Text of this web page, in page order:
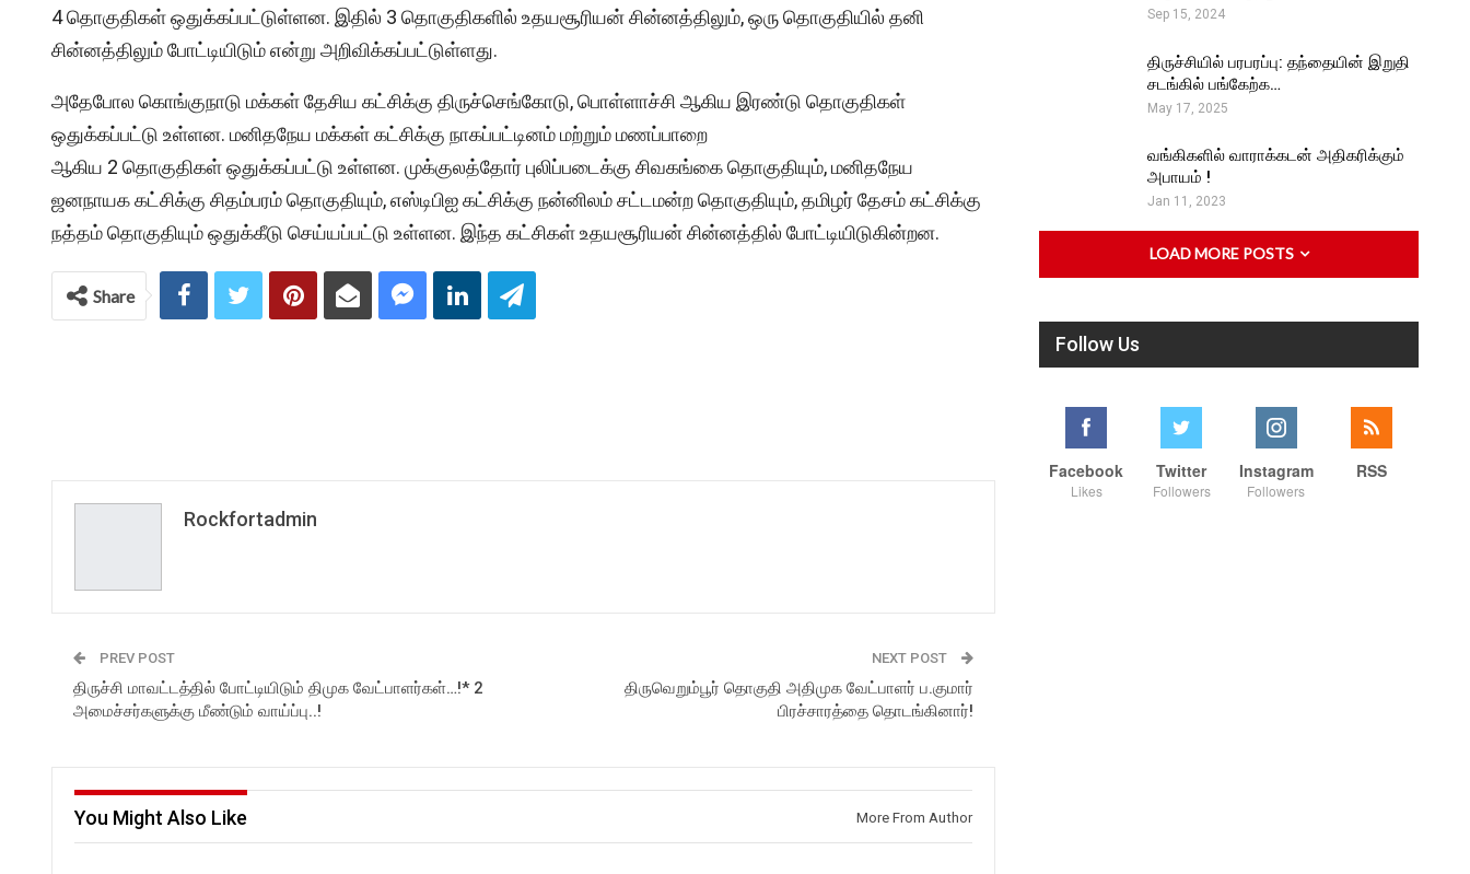
4 தொகுதிகள் ஒதுக்கப்பட்டுள்ளன. இதில் 3 தொகுதிகளில் உதயசூரியன் சின்னத்திலும், ஒரு தொகுதியில் தனி
சின்னத்திலும் போட்டியிடும் என்று அறிவிக்கப்பட்டுள்ளது.
அதேபோல கொங்குநாடு மக்கள் தேசிய கட்சிக்கு திருச்செங்கோடு, பொள்ளாச்சி ஆகிய இரண்டு தொகுதிகள்
ஒதுக்கப்பட்டு உள்ளன. மனிதநேய மக்கள் கட்சிக்கு நாகப்பட்டினம் மற்றும் மணப்பாறை
ஆகிய 2 தொகுதிகள் ஒதுக்கப்பட்டு உள்ளன. முக்குலத்தோர் புலிப்படைக்கு சிவகங்கை தொகுதியும், மனிதநேய
ஜனநாயக கட்சிக்கு சிதம்பரம் தொகுதியும், எஸ்டிபிஐ கட்சிக்கு நன்னிலம் சட்டமன்ற தொகுதியும், தமிழர் தேசம் கட்சிக்கு
நத்தம் தொகுதியும் ஒதுக்கீடு செய்யப்பட்டு உள்ளன. இந்த கட்சிகள் உதயசூரியன் சின்னத்தில் போட்டியிடுகின்றன.
Share
Rockfortadmin
PREV POST
திருச்சி மாவட்டத்தில் போட்டியிடும் திமுக வேட்பாளர்கள்…!* 2
அமைச்சர்களுக்கு மீண்டும் வாய்ப்பு..!
NEXT POST
திருவெறும்பூர் தொகுதி அதிமுக வேட்பாளர் ப.குமார்
பிரச்சாரத்தை தொடங்கினார்!
You Might Also Like More From Author
Sep 15, 2024
திருச்சியில் பரபரப்பு: தந்தையின் இறுதி
சடங்கில் பங்கேற்க…
May 17, 2025
வங்கிகளில் வாராக்கடன் அதிகரிக்கும்
அபாயம் !
Jan 11, 2023
LOAD MORE POSTS
Follow Us
Facebook
Likes
Twitter
Followers
Instagram
Followers
RSS